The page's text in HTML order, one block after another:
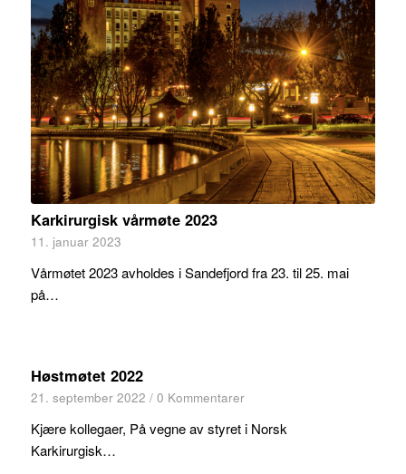
Karkirurgisk vårmøte 2023
11. januar 2023
Vårmøtet 2023 avholdes i Sandefjord fra 23. til 25. mai
på…
Høstmøtet 2022
21. september 2022 / 0 Kommentarer
Kjære kollegaer, På vegne av styret i Norsk
Karkirurgisk…